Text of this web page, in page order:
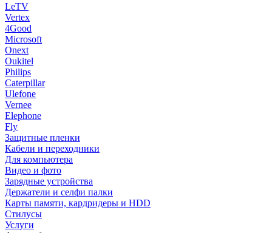
LeTV
Vertex
4Good
Microsoft
Onext
Oukitel
Philips
Caterpillar
Ulefone
Vernee
Elephone
Fly
Защитные пленки
Кабели и переходники
Для компьютера
Видео и фото
Зарядные устройства
Держатели и селфи палки
Карты памяти, кардридеры и HDD
Стилусы
Услуги